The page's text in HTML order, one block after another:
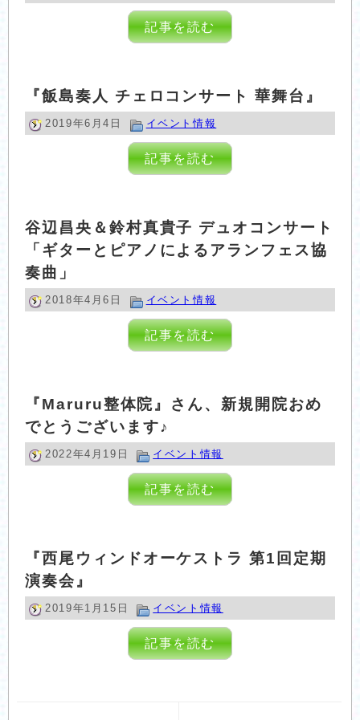
記事を読む
『飯島奏人 チェロコンサート 華舞台』
2019年6月4日 イベント情報
記事を読む
谷辺昌央＆鈴村真貴子 デュオコンサート
「ギターとピアノによるアランフェス協
奏曲」
2018年4月6日 イベント情報
記事を読む
『Maruru整体院』さん、新規開院おめ
でとうございます♪
2022年4月19日 イベント情報
記事を読む
『西尾ウィンドオーケストラ 第1回定期
演奏会』
2019年1月15日 イベント情報
記事を読む